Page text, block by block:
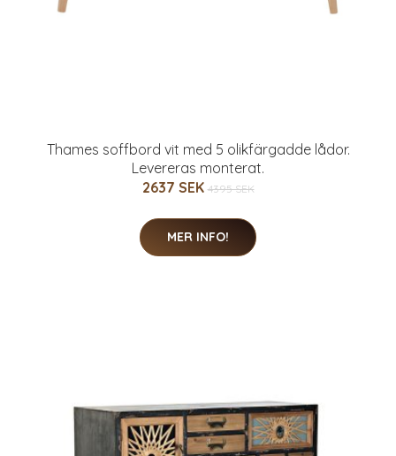
Thames soffbord vit med 5 olikfärgadde lådor.
Levereras monterat.
2637 SEK 4395 SEK
MER INFO!